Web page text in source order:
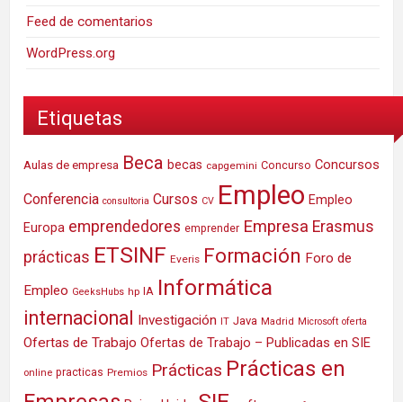
Feed de comentarios
WordPress.org
Etiquetas
Aulas de empresa Beca becas capgemini Concurso Concursos
Conferencia consultoria Cursos CV Empleo Empleo
Europa emprendedores emprender Empresa Erasmus
prácticas ETSINF Everis Formación Foro de
Empleo GeeksHubs hp IA Informática
internacional Investigación IT Java Madrid Microsoft oferta
Ofertas de Trabajo Ofertas de Trabajo – Publicadas en SIE
online practicas Premios Prácticas Prácticas en